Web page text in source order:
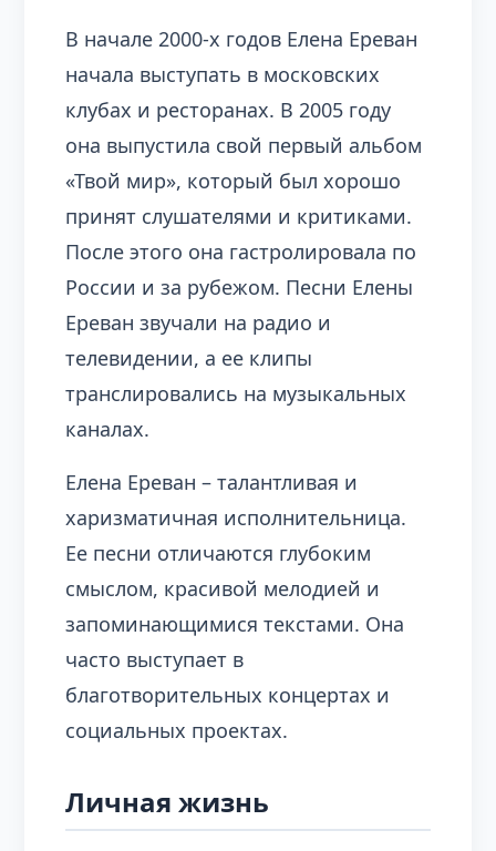
В начале 2000-х годов Елена Ереван
начала выступать в московских
клубах и ресторанах. В 2005 году
она выпустила свой первый альбом
«Твой мир», который был хорошо
принят слушателями и критиками.
После этого она гастролировала по
России и за рубежом. Песни Елены
Ереван звучали на радио и
телевидении, а ее клипы
транслировались на музыкальных
каналах.
Елена Ереван – талантливая и
харизматичная исполнительница.
Ее песни отличаются глубоким
смыслом, красивой мелодией и
запоминающимися текстами. Она
часто выступает в
благотворительных концертах и
социальных проектах.
Личная жизнь